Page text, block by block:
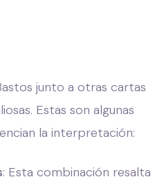
junto a otras cartas
Estas son algunas
la interpretación:
: Esta combinación resalta